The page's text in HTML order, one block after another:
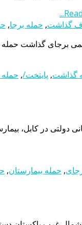
گذاشت, حمله برجا,
گذاشت, پایتخت/,
با ورود به بیمارستانی
, حمله بیمارستان,